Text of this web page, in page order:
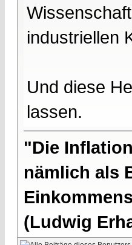
industriellen
Und diese
lassen.
"Die
nämlich als
(Ludwig